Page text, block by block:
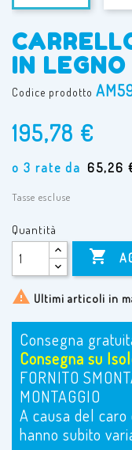
IN
Codice prodotto
195,78 €
65,26
Tasse escluse
Quantità

 Ultimi articoli in
Consegna
Consegna su
FORNITO
MONTAGGIO
A causa del
hanno subito